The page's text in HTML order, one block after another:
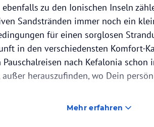
zu den Ionischen Inseln
Sandstränden immer noch ein
für einen sorglosen
in den verschiedensten Komfort-
nach Kefalonia
herauszufinden, wo Dein
lang und 30 Kilometer breit, es
Mehr erfahren